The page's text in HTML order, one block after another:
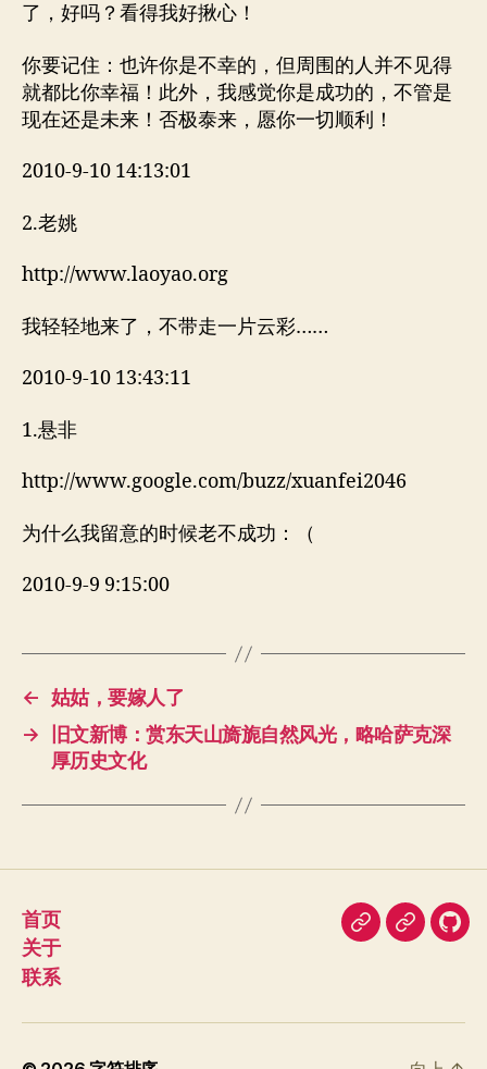
了，好吗？看得我好揪心！
你要记住：也许你是不幸的，但周围的人并不见得
就都比你幸福！此外，我感觉你是成功的，不管是
现在还是未来！否极泰来，愿你一切顺利！
2010-9-10 14:13:01
2.老姚
http://www.laoyao.org
我轻轻地来了，不带走一片云彩……
2010-9-10 13:43:11
1.悬非
http://www.google.com/buzz/xuanfei2046
为什么我留意的时候老不成功：（
2010-9-9 9:15:00
← 姑姑，要嫁人了
→
旧文新博：赏东天山旖旎自然风光，略哈萨克深
厚历史文化
首页
关于
联系
即
豆
我